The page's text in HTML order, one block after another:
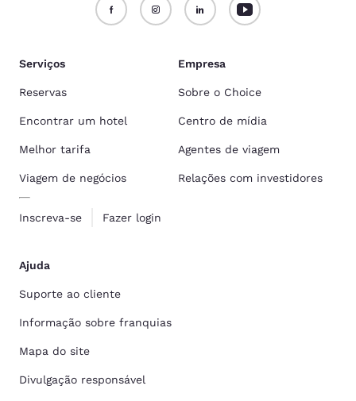
Serviços
Reservas
Encontrar um hotel
Melhor tarifa
Viagem de negócios
Inscreva-se Fazer login
Empresa
Sobre o Choice
Centro de mídia
Agentes de viagem
Relações com investidores
Ajuda
Suporte ao cliente
Informação sobre franquias
Mapa do site
Divulgação responsável